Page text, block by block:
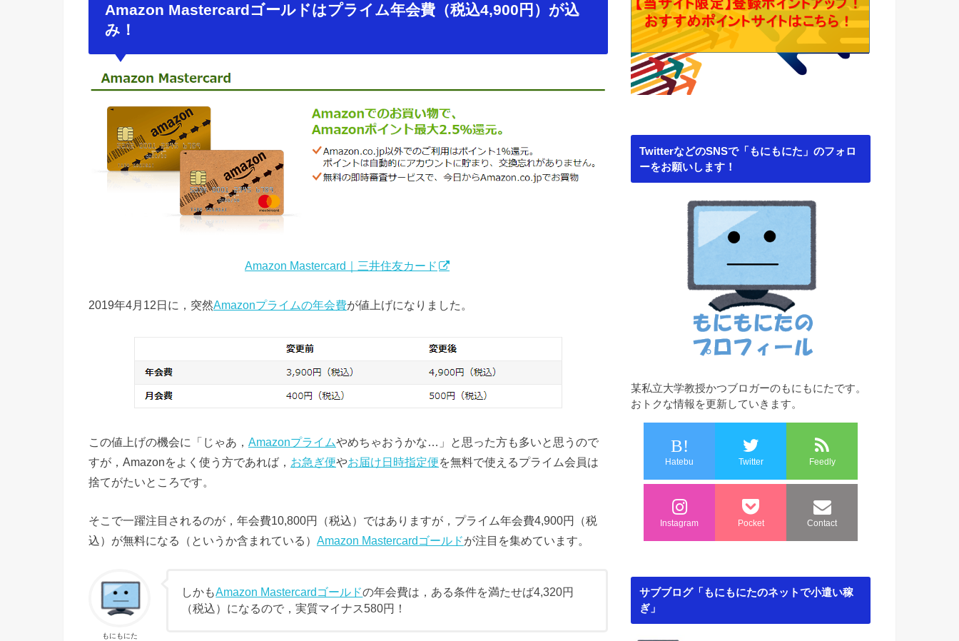
Amazon Mastercardゴールドはプライム年会費（税込4,900円）が込
み！
Amazon Mastercard｜三井住友カード
2019年4月12日に，突然Amazonプライムの年会費が値上げになりました。
この値上げの機会に「じゃあ， Amazonプライムやめちゃおうかな…」と思った方も多いと思うので
すが，Amazonをよく使う方であれば，
お急ぎ便やお届け日時指定便を無料で使えるプライム会員は
捨てがたいところです。
そこで一躍注目されるのが，年会費10,800円（税込）ではありますが，プライム年会費4,900円（税
込）が無料になる（というか含まれている） Amazon Mastercardゴールドが注目を集めています。
もにもにた
しかもAmazon Mastercardゴールドの年会費は，ある条件を満たせば4,320円
（税込）になるので，実質マイナス580円！
TwitterなどのSNSで「もにもにた」のフォロ
ーをお願いします！
某私立大学教授かつブロガーのもにもにたです。
おトクな情報を更新していきます。
B!
Hatebu Twitter Feedly
Instagram Pocket Contact
サブブログ「もにもにたのネットで小遣い稼
ぎ」